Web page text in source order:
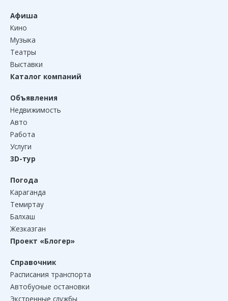
Афиша
Кино
Музыка
Театры
Выставки
Каталог компаний
Объявления
Недвижимость
Авто
Работа
Услуги
3D-тур
Погода
Караганда
Темиртау
Балхаш
Жезказган
Проект «Блогер»
Справочник
Расписания транспорта
Автобусные остановки
Экстренные службы